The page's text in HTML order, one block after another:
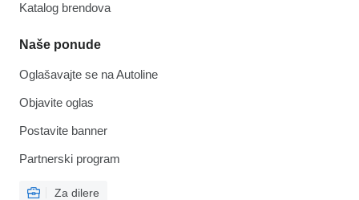
Katalog brendova
Naše ponude
Oglašavajte se na Autoline
Objavite oglas
Postavite banner
Partnerski program
Za dilere